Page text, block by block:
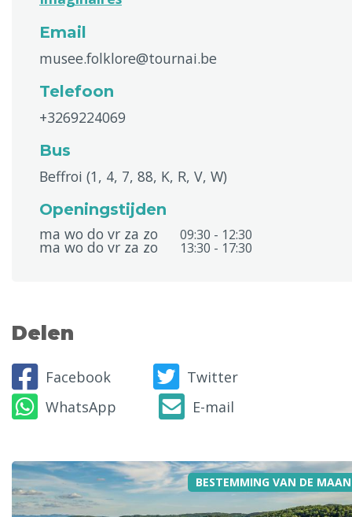
Email
musee.folklore@tournai.be
Telefoon
+3269224069
Bus
Beffroi (1, 4, 7, 88, K, R, V, W)
Openingstijden
ma wo do vr za zo
09:30 - 12:30
ma wo do vr za zo 13:30 - 17:30
Delen
Facebook
Twitter
WhatsApp
E-mail
BESTEMMING VAN DE